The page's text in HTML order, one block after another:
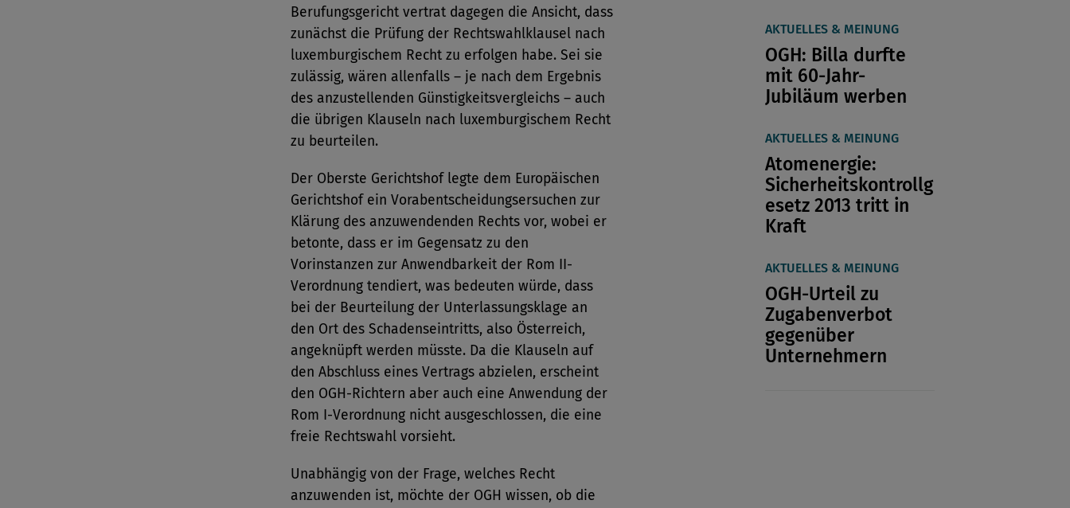
Berufungsgericht vertrat dagegen die Ansicht, dass
zunächst die Prüfung der Rechtswahlklausel nach
luxemburgischem Recht zu erfolgen habe. Sei sie
zulässig, wären allenfalls – je nach dem Ergebnis
des anzustellenden Günstigkeitsvergleichs – auch
die übrigen Klauseln nach luxemburgischem Recht
zu beurteilen.
Der Oberste Gerichtshof legte dem Europäischen
Gerichtshof ein Vorabentscheidungsersuchen zur
Klärung des anzuwendenden Rechts vor, wobei er
betonte, dass er im Gegensatz zu den
Vorinstanzen zur Anwendbarkeit der Rom II-
Verordnung tendiert, was bedeuten würde, dass
bei der Beurteilung der Unterlassungsklage an
den Ort des Schadenseintritts, also Österreich,
angeknüpft werden müsste. Da die Klauseln auf
den Abschluss eines Vertrags abzielen, erscheint
den OGH-Richtern aber auch eine Anwendung der
Rom I-Verordnung nicht ausgeschlossen, die eine
freie Rechtswahl vorsieht.
Unabhängig von der Frage, welches Recht
anzuwenden ist, möchte der OGH wissen, ob die
AKTUELLES & MEINUNG
OGH: Billa durfte
mit 60-Jahr-
Jubiläum werben
AKTUELLES & MEINUNG
Atomenergie:
Sicherheitskontrollg
esetz 2013 tritt in
Kraft
AKTUELLES & MEINUNG
OGH-Urteil zu
Zugabenverbot
gegenüber
Unternehmern